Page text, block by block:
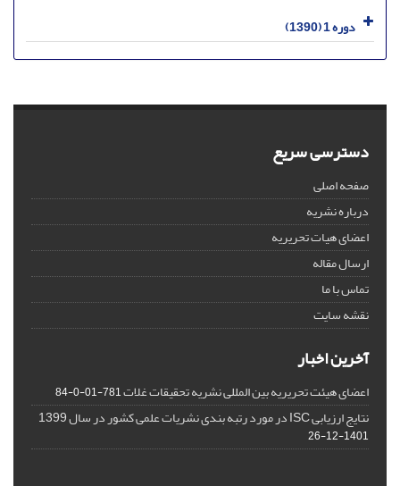
دوره 1 (1390)
دسترسی سریع
صفحه اصلی
درباره نشریه
اعضای هیات تحریریه
ارسال مقاله
تماس با ما
نقشه سایت
آخرین اخبار
اعضای هیئت تحریریه بین المللی نشریه تحقیقات غلات781-01-0-84
نتایج ارزیابی ISC در مورد رتبه بندی نشریات علمی کشور در سال 1399
1401-12-26